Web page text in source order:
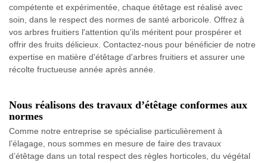
compétente et expérimentée, chaque étêtage est réalisé avec
soin, dans le respect des normes de santé arboricole. Offrez à
vos arbres fruitiers l'attention qu'ils méritent pour prospérer et
offrir des fruits délicieux. Contactez-nous pour bénéficier de notre
expertise en matière d'étêtage d'arbres fruitiers et assurer une
récolte fructueuse année après année.
Nous réalisons des travaux d’étêtage conformes aux
normes
Comme notre entreprise se spécialise particulièrement à
l’élagage, nous sommes en mesure de faire des travaux
d’étêtage dans un total respect des règles horticoles, du végétal